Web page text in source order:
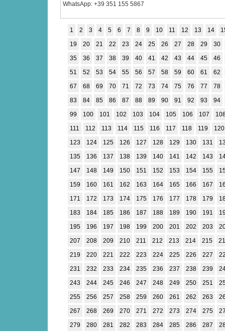
WhatsApp: +39 351 155 5867
1 2 3 4 5 6 7 8 9 10 11 12 13 14
19
20 21 22 23 24 25 26 27 28 29
30
35
36 37 38 39 40 41 42 43 44 45
46
51
52 53 54 55 56 57 58 59 60 61
62
67
68 69 70 71 72 73 74 75 76 77
78
83
84 85 86 87 88 89 90 91 92 93
94
99
100 101 102 103 104 105 106 107
111
112 113 114 115 116 117 118 119
120
123
124 125 126 127 128 129 130 131
135
136 137 138 139 140 141 142 143
147
148 149 150 151 152 153 154 155
159
160 161 162 163 164 165 166 167
171
172 173 174 175 176 177 178 179
183
184 185 186 187 188 189 190 191
195
196 197 198 199 200 201 202 203
207
208 209 210 211 212 213 214 215
219
220 221 222 223 224 225 226 227
231
232 233 234 235 236 237 238 239
243
244 245 246 247 248 249 250 251
255
256 257 258 259 260 261 262 263
267
268 269 270 271 272 273 274 275
279
280 281 282 283 284 285 286 287